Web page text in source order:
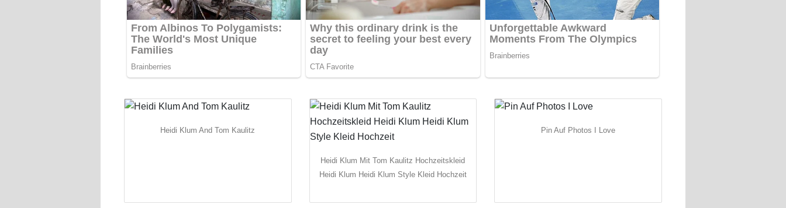
Heidi Klum And Tom Kaulitz
Heidi Klum Mit Tom Kaulitz Hochzeitskleid
Heidi Klum Heidi Klum Style Kleid Hochzeit
Pin Auf Photos I Love